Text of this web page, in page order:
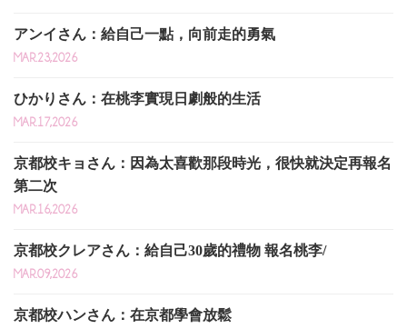
アンイさん：給自己一點，向前走的勇氣
MAR.23,2026
ひかりさん：在桃李實現日劇般的生活
MAR.17,2026
京都校キョさん：因為太喜歡那段時光，很快就決定再報名
第二次
MAR.16,2026
京都校クレアさん：給自己30歲的禮物 報名桃李/
MAR.09,2026
京都校ハンさん：在京都學會放鬆